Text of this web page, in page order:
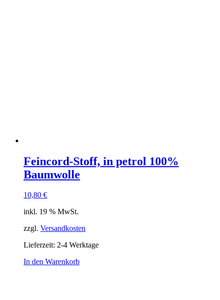
Feincord-Stoff, in petrol 100%
Baumwolle
10,80 €
inkl. 19 % MwSt.
zzgl. Versandkosten
Lieferzeit: 2-4 Werktage
In den Warenkorb